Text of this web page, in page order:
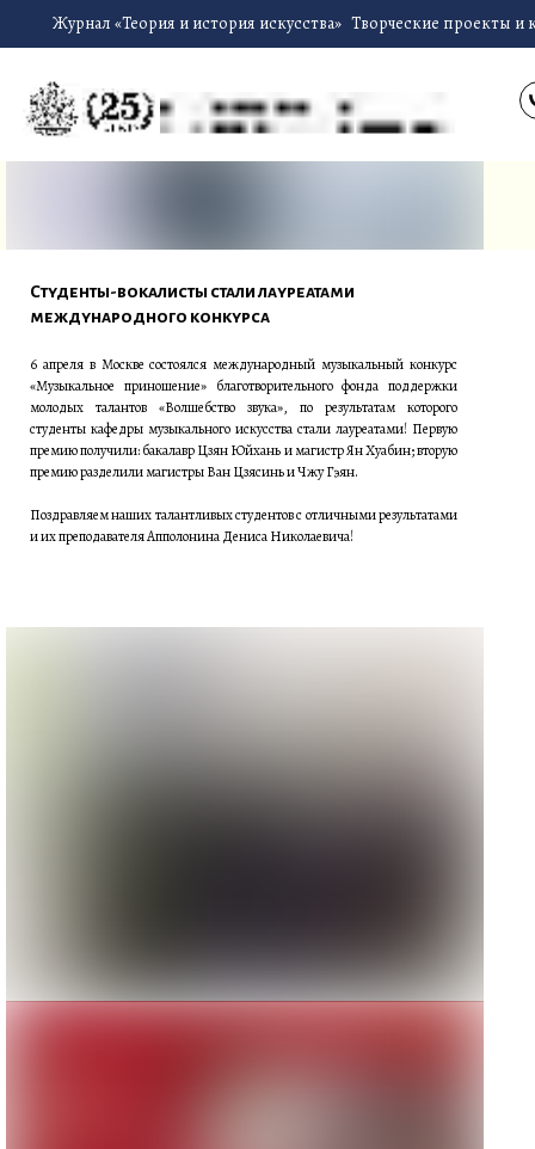
Журнал «Теория и история искусства» Творческие проекты и
6 апреля в Москве состоялся международный музыкальный конкурс
«Музыкальное приношение» благотворительного фонда поддержки
молодых талантов «Волшебство звука», по результатам которого
студенты кафедры музыкального искусства стали лауреатами! Первую
премию получили: бакалавр Цзян Юйхань и магистр Ян Хуабин; вторую
премию разделили магистры Ван Цзясинь и Чжу Гэян.
Поздравляем наших талантливых студентов с отличными результатами
и их преподавателя Апполонина Дениса Николаевича!
Студенты-вокалисты стали лауреатами
международного конкурса